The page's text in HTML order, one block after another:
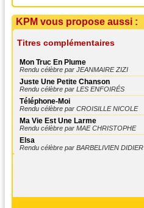
KPM vous propose aussi :
Titres complémentaires
Mon Truc En Plume
Rendu célèbre par JEANMAIRE ZIZI
Juste Une Petite Chanson
Rendu célèbre par LES ENFOIRÉS
Téléphone-Moi
Rendu célèbre par CROISILLE NICOLE
Ma Vie Est Une Larme
Rendu célèbre par MAE CHRISTOPHE
Elsa
Rendu célèbre par BARBELIVIEN DIDIER